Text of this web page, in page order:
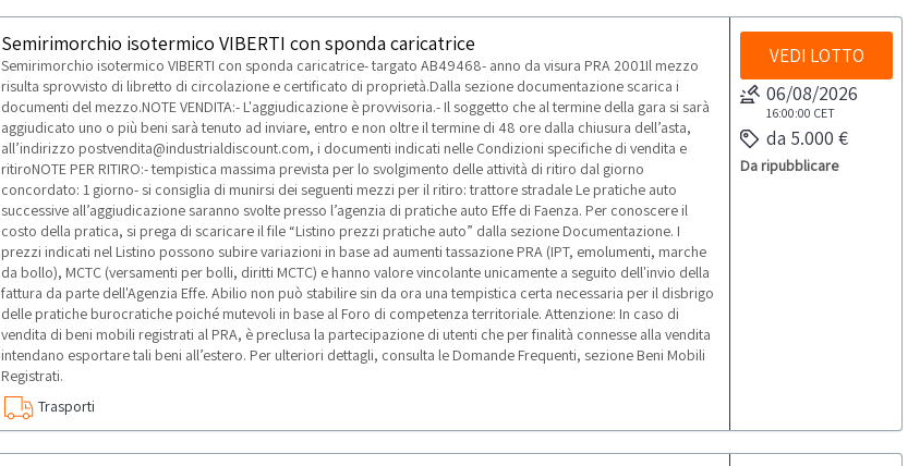
Semirimorchio isotermico VIBERTI con sponda caricatrice
Semirimorchio isotermico VIBERTI con sponda caricatrice- targato AB49468- anno da visura PRA 2001Il mezzo
risulta sprovvisto di libretto di circolazione e certificato di proprietà.Dalla sezione documentazione scarica i
documenti del mezzo.NOTE VENDITA:- L'aggiudicazione è provvisoria.- Il soggetto che al termine della gara si sarà
aggiudicato uno o più beni sarà tenuto ad inviare, entro e non oltre il termine di 48 ore dalla chiusura dell’asta,
all’indirizzo postvendita@industrialdiscount.com, i documenti indicati nelle Condizioni specifiche di vendita e
ritiroNOTE PER RITIRO:- tempistica massima prevista per lo svolgimento delle attività di ritiro dal giorno
concordato: 1 giorno- si consiglia di munirsi dei seguenti mezzi per il ritiro: trattore stradale Le pratiche auto
successive all’aggiudicazione saranno svolte presso l’agenzia di pratiche auto Effe di Faenza. Per conoscere il
costo della pratica, si prega di scaricare il file “Listino prezzi pratiche auto” dalla sezione Documentazione. I
prezzi indicati nel Listino possono subire variazioni in base ad aumenti tassazione PRA (IPT, emolumenti, marche
da bollo), MCTC (versamenti per bolli, diritti MCTC) e hanno valore vincolante unicamente a seguito dell'invio della
fattura da parte dell'Agenzia Effe. Abilio non può stabilire sin da ora una tempistica certa necessaria per il disbrigo
delle pratiche burocratiche poiché mutevoli in base al Foro di competenza territoriale. Attenzione: In caso di
vendita di beni mobili registrati al PRA, è preclusa la partecipazione di utenti che per finalità connesse alla vendita
intendano esportare tali beni all’estero. Per ulteriori dettagli, consulta le Domande Frequenti, sezione Beni Mobili
Registrati.
Trasporti
VEDI LOTTO
06/08/2026
16:00:00 CET
da 5.000 €
Da ripubblicare